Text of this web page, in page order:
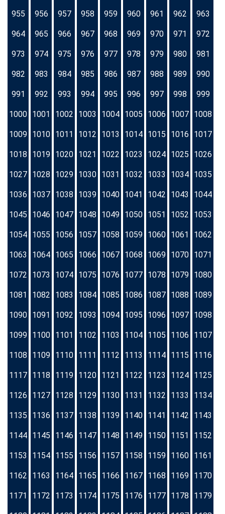
955 956 957 958 959 960 961 962 963
964 965 966 967 968 969 970 971 972
973 974 975 976 977 978 979 980 981
982 983 984 985 986 987 988 989 990
991 992 993 994 995 996 997 998 999
1000 1001 1002 1003 1004 1005 1006 1007 1008
1009 1010 1011 1012 1013 1014 1015 1016 1017
1018 1019 1020 1021 1022 1023 1024 1025 1026
1027 1028 1029 1030 1031 1032 1033 1034 1035
1036 1037 1038 1039 1040 1041 1042 1043 1044
1045 1046 1047 1048 1049 1050 1051 1052 1053
1054 1055 1056 1057 1058 1059 1060 1061 1062
1063 1064 1065 1066 1067 1068 1069 1070 1071
1072 1073 1074 1075 1076 1077 1078 1079 1080
1081 1082 1083 1084 1085 1086 1087 1088 1089
1090 1091 1092 1093 1094 1095 1096 1097 1098
1099 1100 1101 1102 1103 1104 1105 1106 1107
1108 1109 1110 1111 1112 1113 1114 1115 1116
1117 1118 1119 1120 1121 1122 1123 1124 1125
1126 1127 1128 1129 1130 1131 1132 1133 1134
1135 1136 1137 1138 1139 1140 1141 1142 1143
1144 1145 1146 1147 1148 1149 1150 1151 1152
1153 1154 1155 1156 1157 1158 1159 1160 1161
1162 1163 1164 1165 1166 1167 1168 1169 1170
1171 1172 1173 1174 1175 1176 1177 1178 1179